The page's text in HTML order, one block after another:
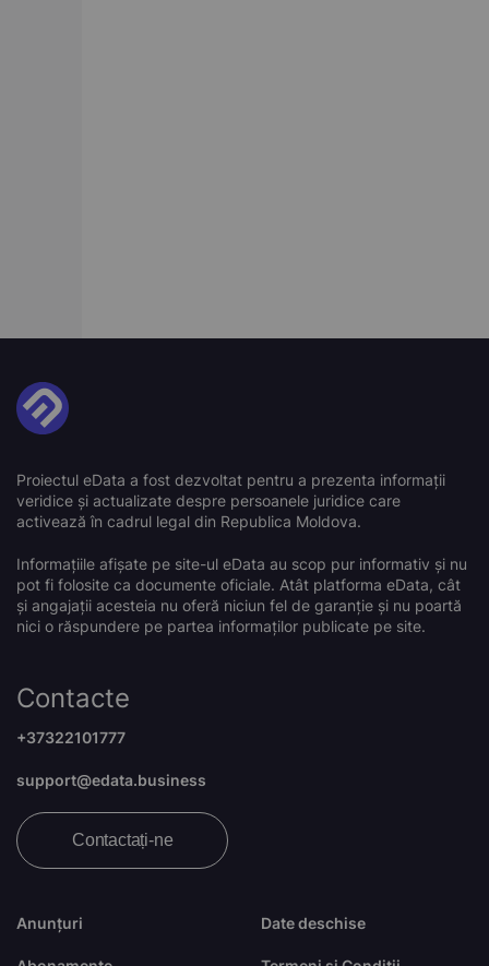
Proiectul eData a fost dezvoltat pentru a prezenta informații
veridice și actualizate despre persoanele juridice care
activează în cadrul legal din Republica Moldova.
Informațiile afișate pe site-ul eData au scop pur informativ și nu
pot fi folosite ca documente oficiale. Atât platforma eData, cât
și angajații acesteia nu oferă niciun fel de garanție și nu poartă
nici o răspundere pe partea informaților publicate pe site.
Anunțuri Date deschise
Contacte
+37322101777
support@edata.business
Contactați-ne